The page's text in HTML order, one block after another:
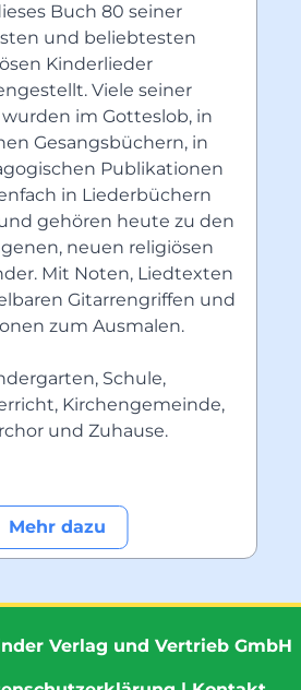
Buch 80 seiner
und beliebtesten
Kinderlieder
Viele seiner
im Gotteslob, in
Gesangsbüchern, in
Publikationen
in Liederbüchern
gehören heute zu den
neuen religiösen
Mit Noten, Liedtexten
Gitarrengriffen und
zum Ausmalen.
Schule,
Kirchengemeinde,
und Zuhause.
Mehr dazu
Verlag und Vertrieb GmbH